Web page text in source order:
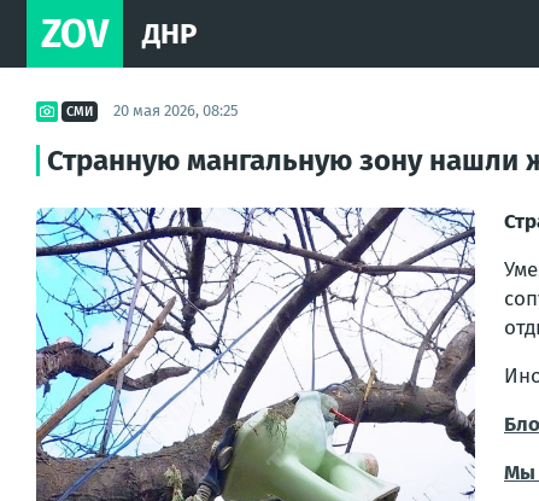
ZOV ДНР
СМИ 20 мая 2026, 08:25
Странную мангальную зону нашли
Мы